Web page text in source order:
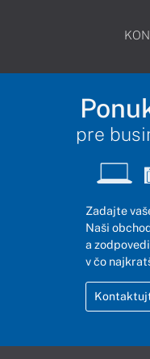
pre
Zadajte
Naši
a
v čo